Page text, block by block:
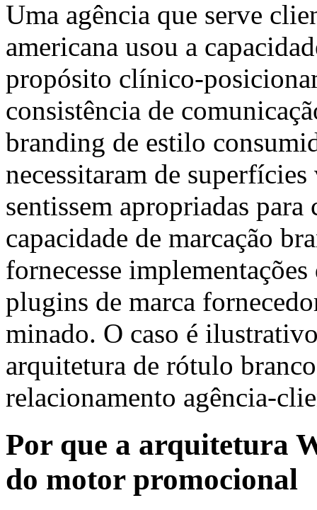
Uma agência que serve
americana usou a
propósito clínico-
consistência de
branding de estilo
necessitaram de
sentissem apropriadas
capacidade de marcação
fornecesse
plugins de marca
minado. O caso é
arquitetura de rótulo
relacionamento agência-
Por que a arquitetura
do motor promocional